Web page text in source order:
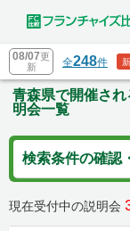
08/07更
新
全248件
青森県で開催さ
明会一覧
検索条件の確認
現在受付中の説明会